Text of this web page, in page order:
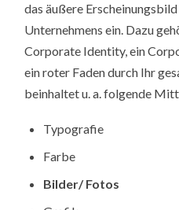
das äußere
Unternehmens ein. Dazu
Corporate Identity, ein
ein roter Faden durch Ihr
beinhaltet u. a. folgende
Typografie
Farbe
Bilder/ Fotos